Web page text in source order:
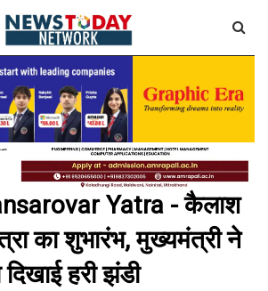
Yatra - कैलाश
का शुभारंभ, मुख्यमंत्री ने
हरी झंडी